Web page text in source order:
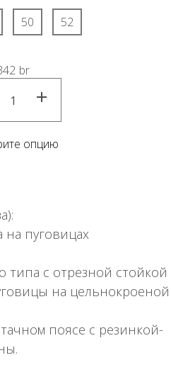
50 52
br
опцию
на пуговицах
типа с отрезной стойкой
на цельнокроеной
поясе с резинкой-